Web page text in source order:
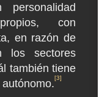
personalidad
con
en razón de
los sectores
también tiene
[3]